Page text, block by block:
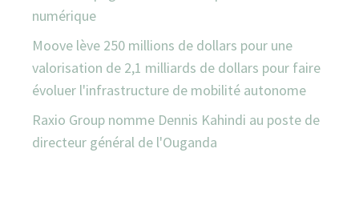
numérique
Moove lève 250 millions de dollars pour une
valorisation de 2,1 milliards de dollars pour faire
évoluer l'infrastructure de mobilité autonome
Raxio Group nomme Dennis Kahindi au poste de
directeur général de l'Ouganda